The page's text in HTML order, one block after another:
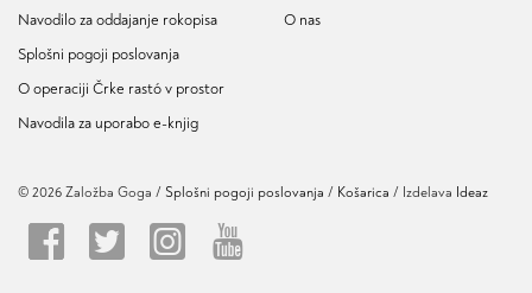
Navodilo za oddajanje rokopisa
Splošni pogoji poslovanja
O operaciji Črke rastó v prostor
Navodila za uporabo e-knjig
O nas
© 2026 Založba Goga / Splošni pogoji poslovanja Košarica / Izdelava Ideaz